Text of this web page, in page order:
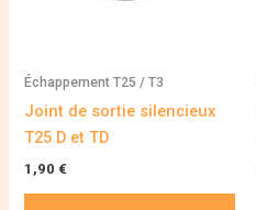
Échappement T25 / T3
Joint de sortie silencieux
T25 D et TD
1,90 €